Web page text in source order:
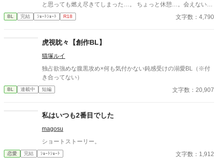
と思っても燃え尽きてしまった…。 ちょっと休憩…。会えないと
寂しいけど、引くと言ったからには自分からいけない…
BL 完結 ｼｮｰﾄｼｮｰﾄ R18 文字数：4,790
虎視眈々【創作BL】
猫塚ルイ
独占欲強めな腹黒攻め×何も気付かない鈍感受けの溺愛BL（※付
き合ってない）
BL 連載中 短編 文字数：20,907
私はいつも2番目でした
magosu
ショートストーリー。
恋愛 完結 ｼｮｰﾄｼｮｰﾄ 文字数：1,912